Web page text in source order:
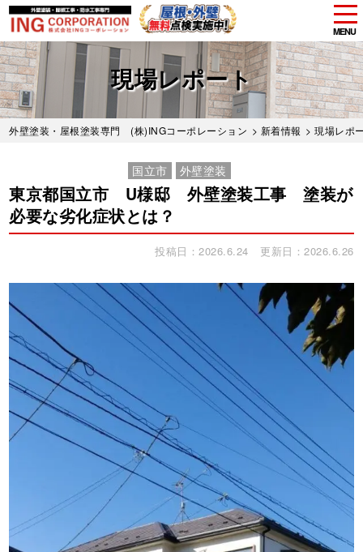
Skip
to
main
content
MENU
現場レポート
外壁塗装・屋根塗装専門 (株)INGコーポレーション > 新着情報 >現場レポ
国立市 外壁塗装
東京都国立市 U様邸 外壁塗装工事 塗装が
必要な劣化症状とは？
投稿日：2026.6.24 更新日：2026.6.26